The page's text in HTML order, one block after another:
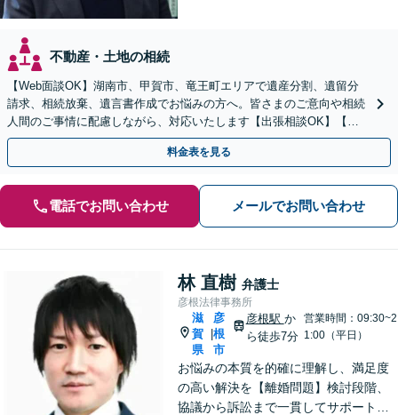
不動産・土地の相続
【Web面談OK】湖南市、甲賀市、竜王町エリアで遺産分割、遺留分
請求、相続放棄、遺言書作成でお悩みの方へ。皆さまのご意向や相続
人間のご事情に配慮しながら、対応いたします【出張相談OK】【甲
西駅1分】
料金表を見る
電話でお問い合わせ メールでお問い合わせ
林 直樹 弁護士
彦根法律事務所
滋
賀
県
彦
根
市
彦根駅 か
ら徒歩7分
営業時間：09:30~2
1:00（平日）
お悩みの本質を的確に理解し、満足度
の高い解決を【離婚問題】検討段階、
協議から訴訟まで一貫してサポート